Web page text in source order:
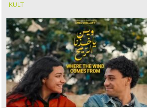
KULT